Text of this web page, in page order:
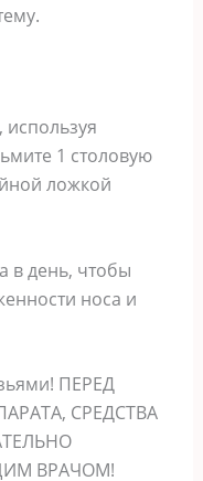
1 столовую
ложкой
в день, чтобы
носа и
ПЕРЕД
СРЕДСТВА
ВРАЧОМ!